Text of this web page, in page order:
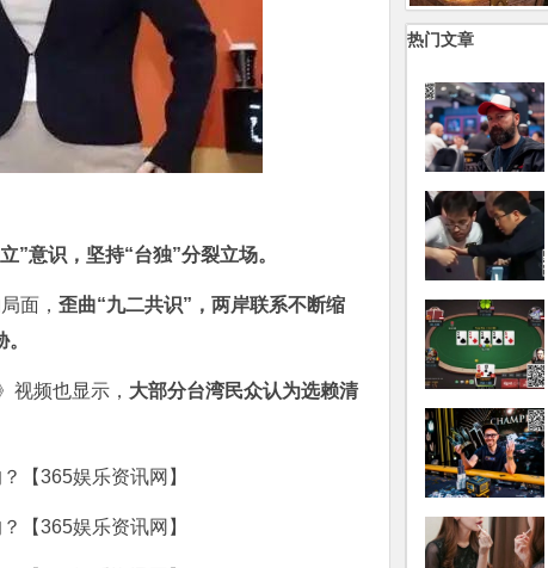
”意识，坚持“台独”分裂立场。
面， 歪曲“九二共识”，两岸联系不断缩
视频也显示， 大部分台湾民众认为选赖清
热门文章